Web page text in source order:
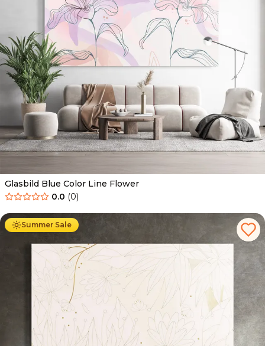
Glasbild Blue Color Line Flower
0.0 (0)
Summer Sale
Ab 69.90 € 44.90